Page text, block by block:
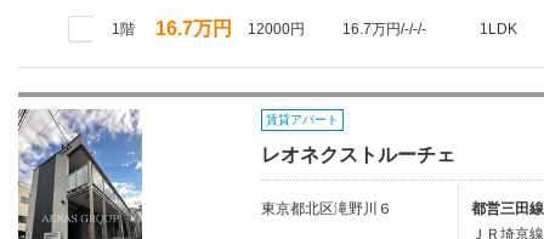
1階 16.7万円 12000円 16.7万円/-/-/- 1LDK
賃貸アパート
レオネクストルーチェ
東京都北区滝野川６
都営三田
ＪＲ埼京